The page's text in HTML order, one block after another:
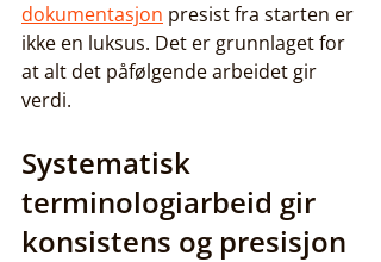
dokumentasjon presist fra starten er
ikke en luksus. Det er grunnlaget for
at alt det påfølgende arbeidet gir
verdi.
Systematisk
terminologiarbeid gir
konsistens og presisjon